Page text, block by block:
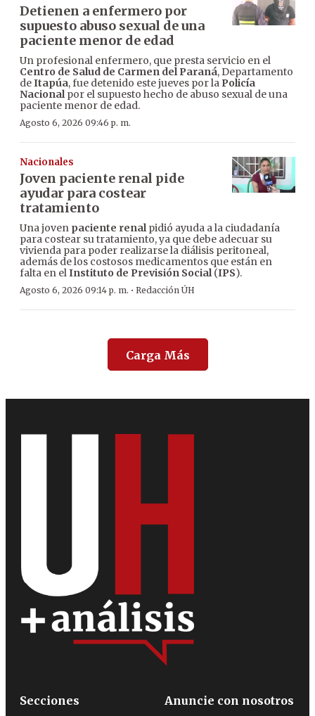
Detienen a enfermero por
supuesto abuso sexual de una
paciente menor de edad
Un profesional enfermero, que presta servicio en el
Centro de Salud de Carmen del Paraná, Departamento
deItapúa, fue detenido este jueves por la Policía
Nacionalpor el supuesto hecho de abuso sexual de una
paciente menor de edad.
Agosto 6, 2026 09:46 p. m.
Nacionales
Joven paciente renal pide
ayudar para costear
tratamiento
Una joven paciente renalpidió ayuda a la ciudadanía
para costear su tratamiento, ya que debe adecuar su
vivienda para poder realizarse la diálisis peritoneal,
además de los costosos medicamentos que están en
falta en elInstituto de Previsión Social(IPS).
Agosto 6, 2026 09:14 p. m. · Redacción ÚH
Carga Más
Secciones
Anuncie con nosotros